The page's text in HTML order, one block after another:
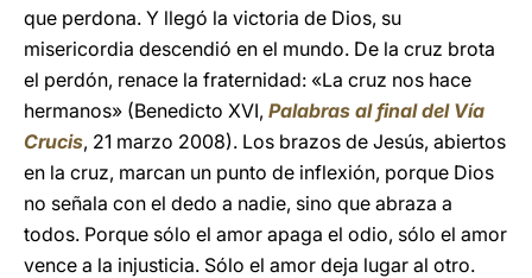
que perdona. Y llegó la victoria de Dios, su
misericordia descendió en el mundo. De la cruz brota
el perdón, renace la fraternidad: «La cruz nos hace
hermanos» (Benedicto XVI, Palabras al final del Vía
Crucis, 21 marzo 2008). Los brazos de Jesús, abiertos
en la cruz, marcan un punto de inflexión, porque Dios
no señala con el dedo a nadie, sino que abraza a
todos. Porque sólo el amor apaga el odio, sólo el amor
vence a la injusticia. Sólo el amor deja lugar al otro.